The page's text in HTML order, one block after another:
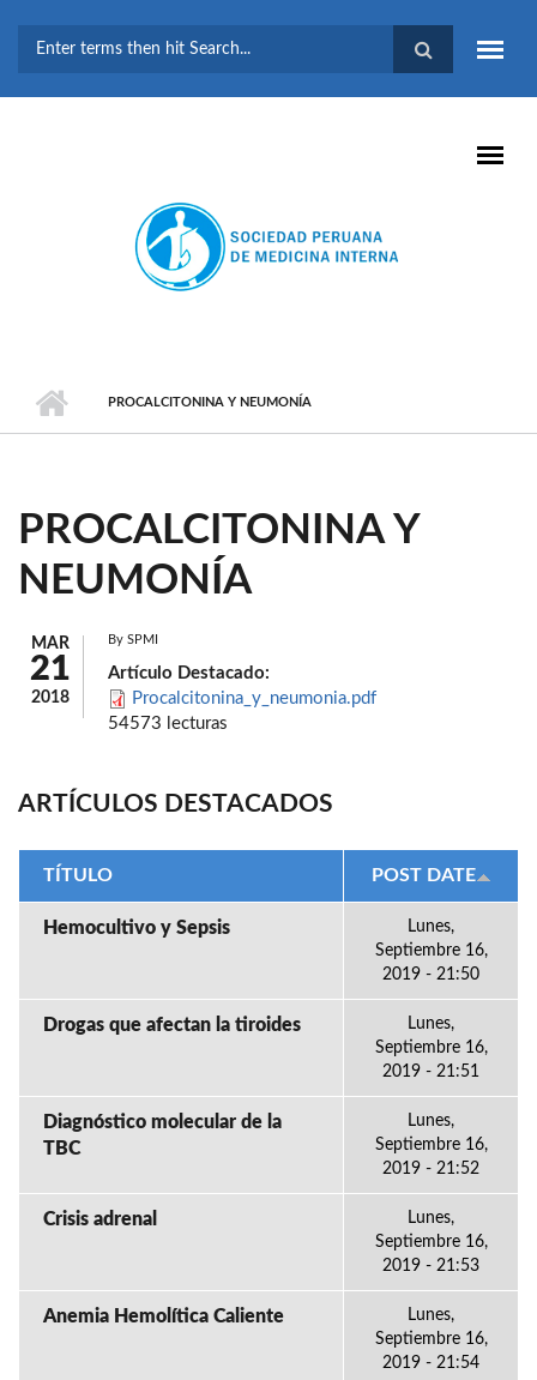
BÚSQUEDA
PROCALCITONINA Y NEUMONÍA
PROCALCITONINA Y
NEUMONÍA
MAR
21
2018
By SPMI
Artículo Destacado:
Procalcitonina_y_neumonia.pdf
54573 lecturas
ARTÍCULOS DESTACADOS
TÍTULO POST DATE
Hemocultivo y Sepsis
Lunes,
Septiembre 16,
2019 - 21:50
Drogas que afectan la tiroides
Lunes,
Septiembre 16,
2019 - 21:51
Diagnóstico molecular de la
TBC
Lunes,
Septiembre 16,
2019 - 21:52
Crisis adrenal
Lunes,
Septiembre 16,
2019 - 21:53
Anemia Hemolítica Caliente
Lunes,
Septiembre 16,
2019 - 21:54